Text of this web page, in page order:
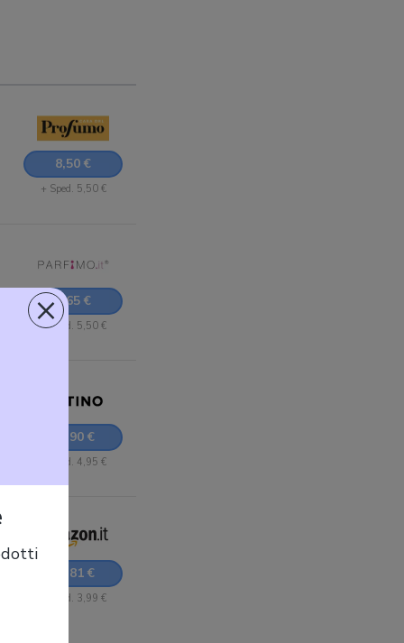
8,50 €
+ Sped. 5,50 €
9,65 €
+ Sped. 5,50 €
11,90 €
+ Sped. 4,95 €
16,81 €
+ Sped. 3,99 €
×